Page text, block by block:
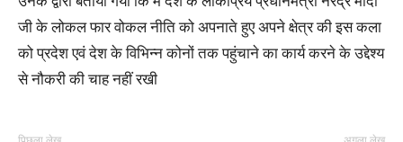
जी के लोकल फार वोकल नीति को अपनाते हुए अपने क्षेत्र की इस कला
को प्रदेश एवं देश के विभिन्न कोनों तक पहुंचाने का कार्य करने के उद्देश्य
से नौकरी की चाह नहीं रखी